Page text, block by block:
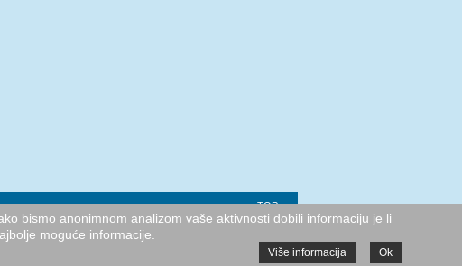
TOP
bismo anonimnom analizom vaše aktivnosti dobili informaciju je li
moguće informacije.
Više informacija Ok